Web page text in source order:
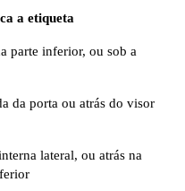
a etiqueta
parte inferior, ou sob a
da porta ou atrás do visor
lateral, ou atrás na